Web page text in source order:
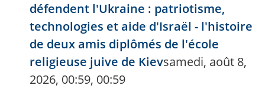
défendent l'Ukraine : patriotisme,
technologies et aide d'Israël - l'histoire
de deux amis diplômés de l'école
religieuse juive de Kievsamedi, août 8,
2026, 00:59, 00:59